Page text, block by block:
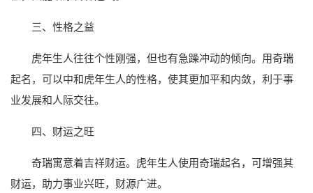
三、性格之益
虎年生人往往个性刚强，但也有急躁冲动的倾向。用奇瑞
起名，可以中和虎年生人的性格，使其更加平和内敛，利于事
业发展和人际交往。
四、财运之旺
奇瑞寓意着吉祥财运。虎年生人使用奇瑞起名，可增强其
财运，助力事业兴旺，财源广进。